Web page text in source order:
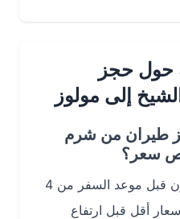
حجز
إلى مولوز
من شرم
أفضل وقت للحجز عادة يكون قبل موعد السفر من 4
أقل قبل ارتفاع